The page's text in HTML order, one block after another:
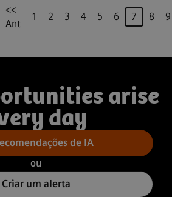
<<
Ant
1 2 3 4 5 6 Página
7 8 9
arise
day
de IA
ou
Criar um alerta